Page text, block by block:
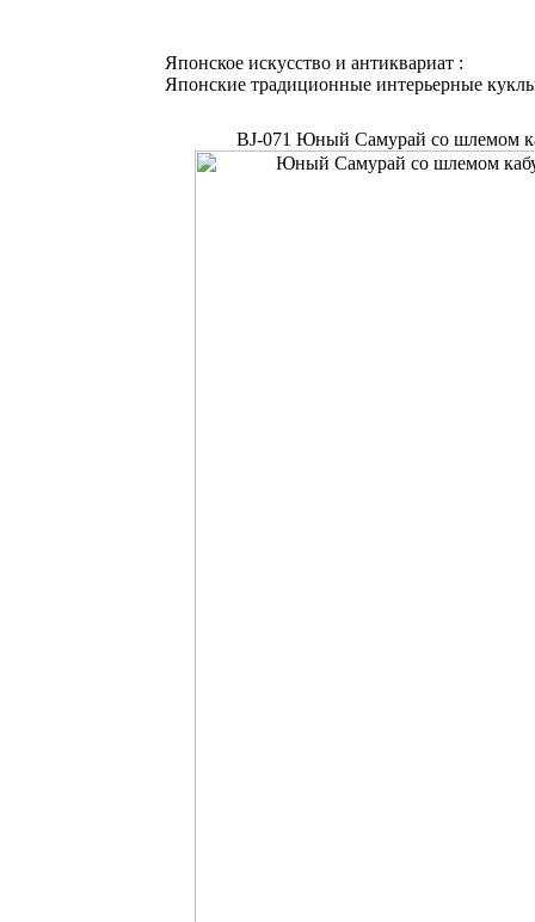
Японское искусство и антиквариат :
Японские традиционные интерьерные
BJ-071 Юный Самурай со шлемом